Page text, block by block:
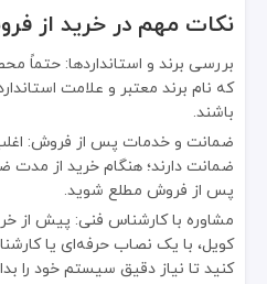
نکات مهم در خرید از
بررسی برند و استانداردها: حتماً
که نام برند معتبر و علامت
باشند.
ضمانت و خدمات پس از فروش:
ضمانت دارند؛ هنگام خرید از
پس از فروش مطلع شوید.
مشاوره با کارشناس فنی: پیش از
کویل، با یک نصاب حرفه‌ای یا
کنید تا نیاز دقیق سیستم خود را